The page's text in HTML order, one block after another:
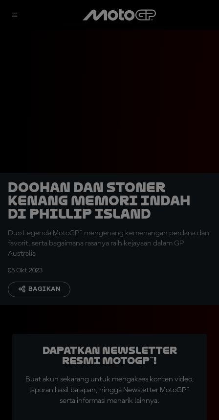
Doohan dan Stoner
Kenang Memori Indah
di Phillip Island
Duo Legenda MotoGP™ mengenang kemenangan perdana dan
favorit, serta bagaimana rasanya raih kejayaan dalam GP
Australia
05 Okt 2023
BAGIKAN
Dapatkan Newsletter
Resmi MotoGP™!
Buat akun sekarang untuk mengakses konten video,
laporan hasil balapan, hingga Newsletter MotoGP™
serta informasi menarik lainnya.